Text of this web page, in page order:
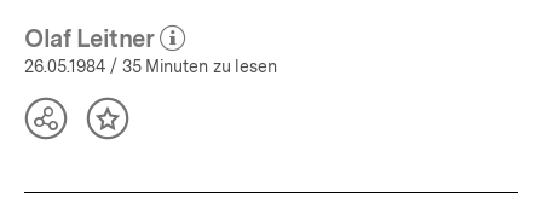
Olaf Leitner
(Mehr zum Autor)
öffnen
26.05.1984 / 35 Minuten zu lesen
TeilenInhalt